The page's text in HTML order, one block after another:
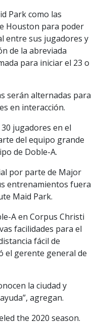
Park como las
Houston para poder
entre sus jugadores y
de la abreviada
para iniciar el 23 o
serán alternadas para
en interacción.
jugadores en el
del equipo grande
de Doble-A.
por parte de Major
entrenamientos fuera
Maid Park.
A en Corpus Christi
facilidades para el
fácil de
el gerente general de
la ciudad y
agregan.
the 2020 season.